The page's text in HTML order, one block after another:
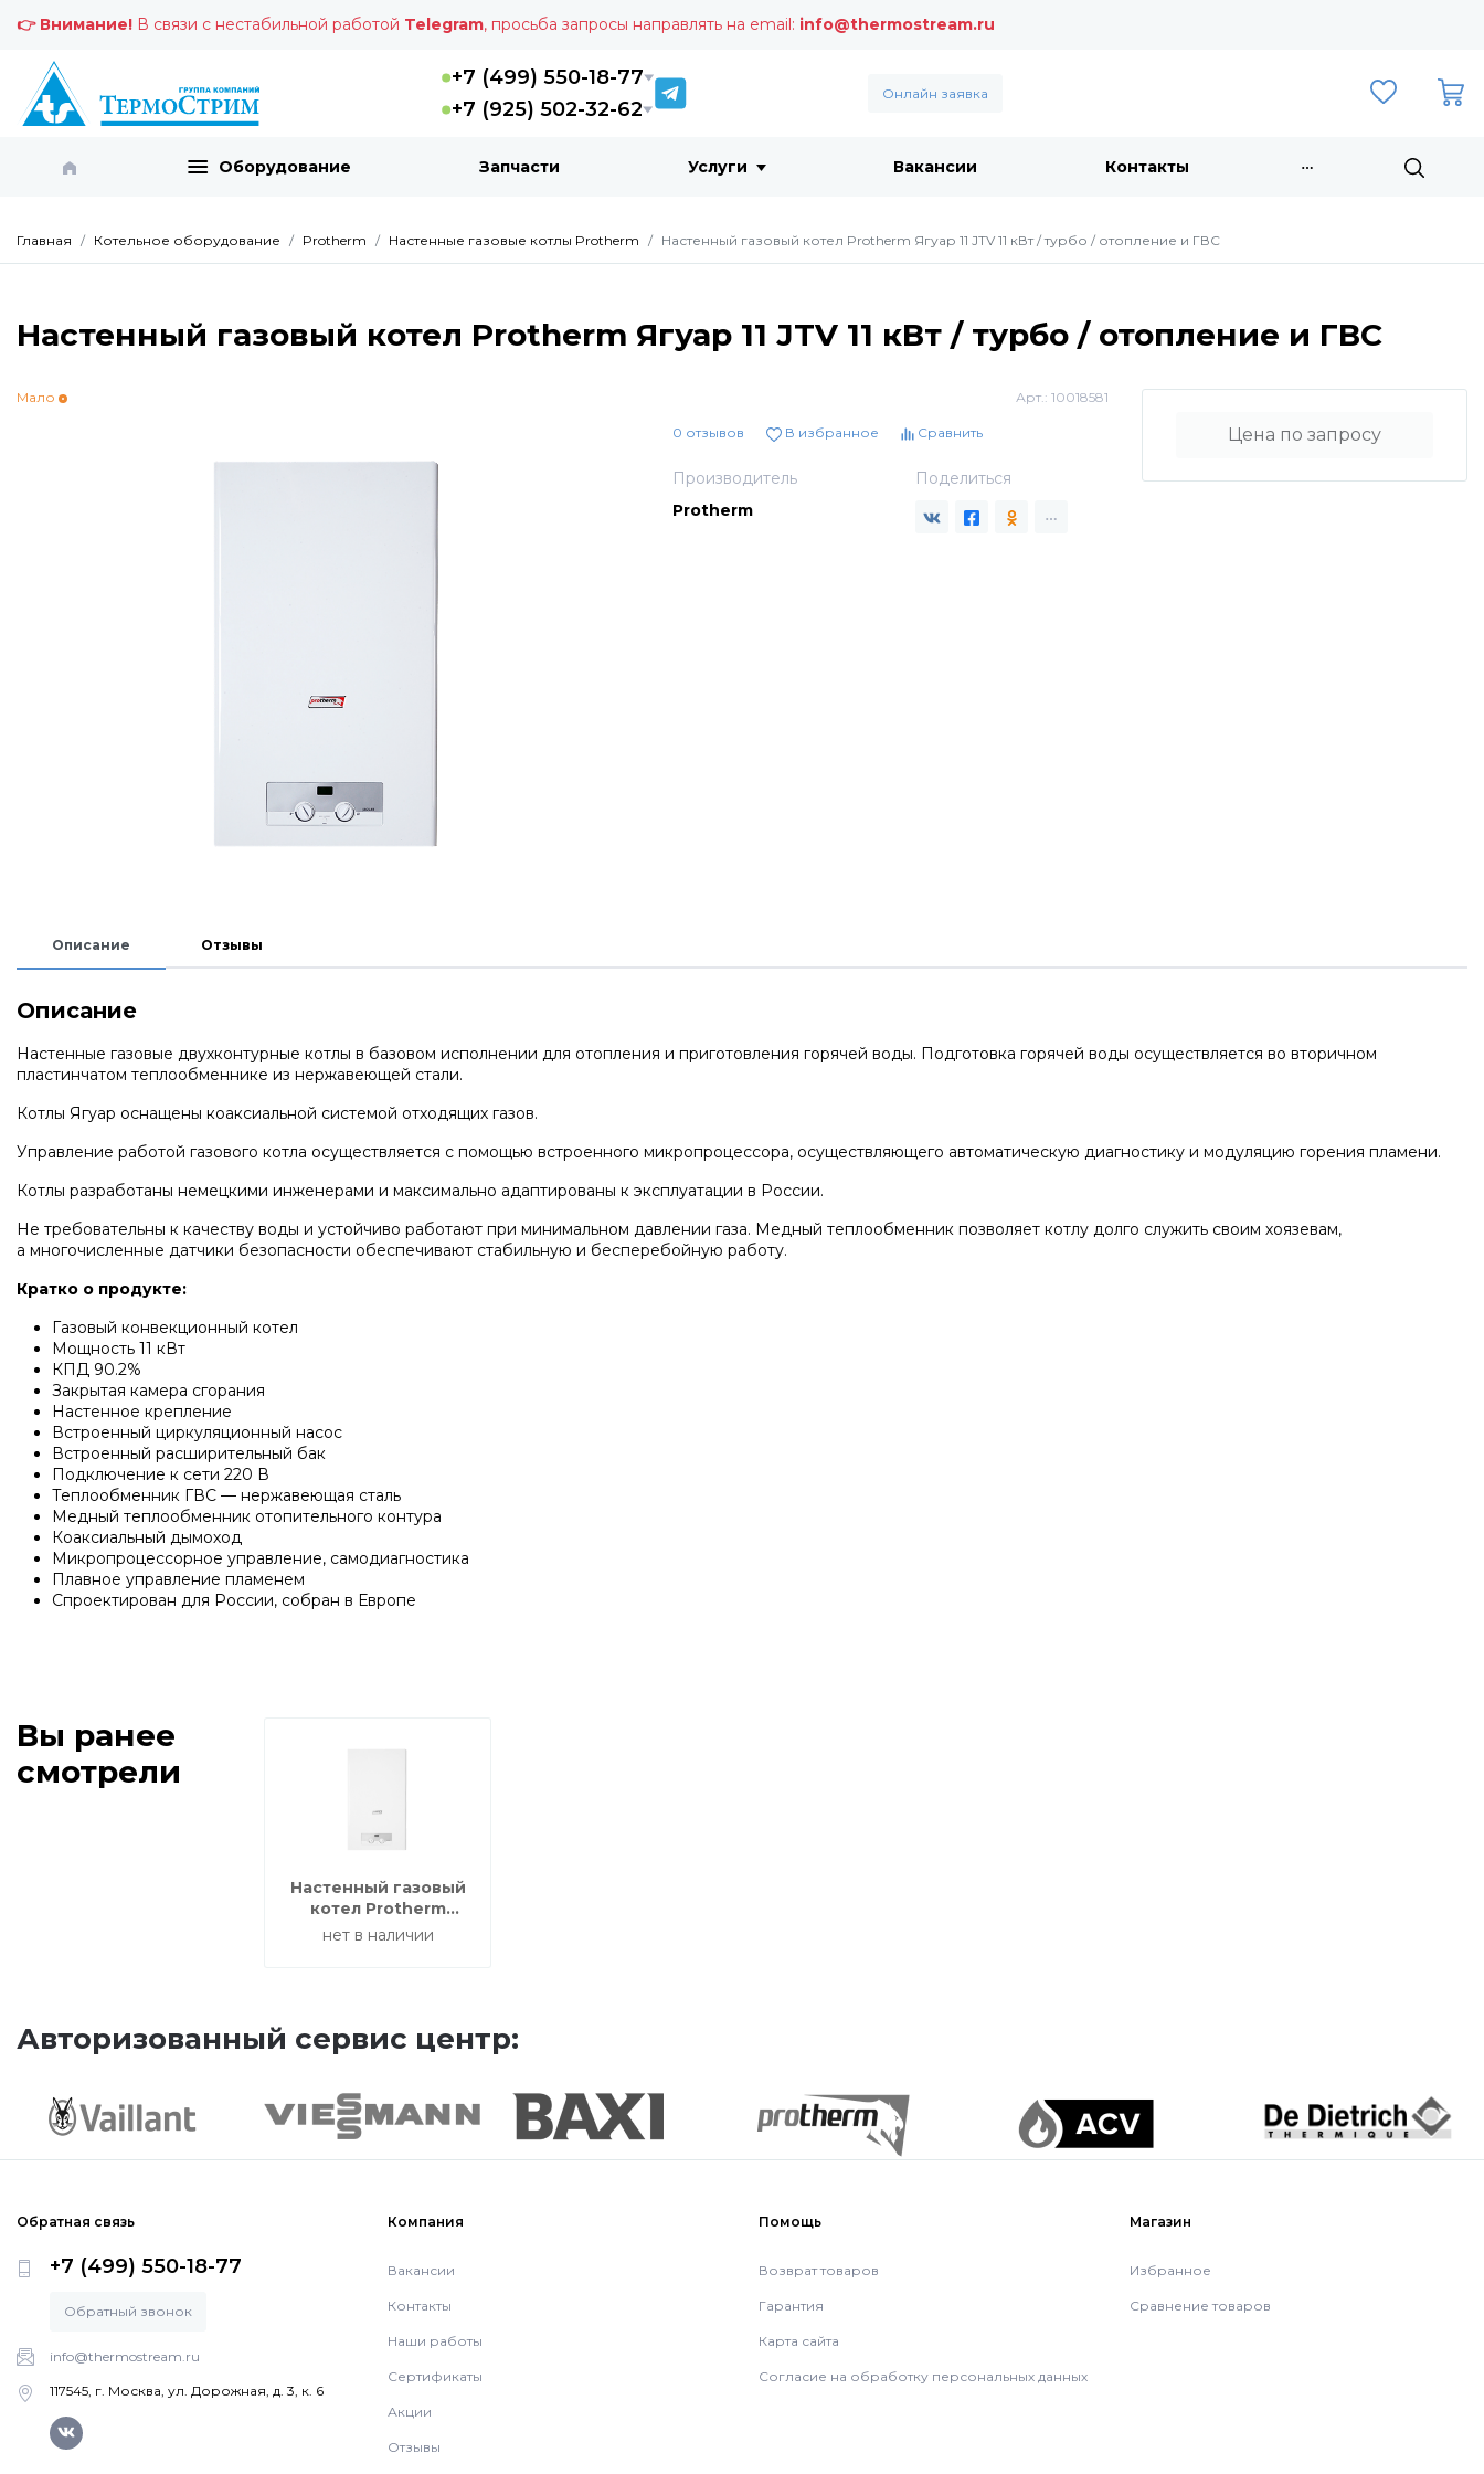
👉 Внимание! В связи с нестабильной работой Telegram, просьба запросы направлять на email: info@thermostream.ru
+7 (499) 550-18-77
+7 (925) 502-32-62
Онлайн заявка
Оборудование Запчасти Услуги Вакансии Контакты
Главная Котельное оборудование Protherm Настенные газовые котлы Protherm Настенный газовый котел Protherm Ягуар 11 JTV 11 кВт / турбо / отопление и ГВС
Настенный газовый котел Protherm Ягуар 11 JTV 11 кВт / турбо / отопление и ГВС
Мало Арт.: 10018581
0 отзывов В избранное Сравнить
Производитель
Protherm
Поделиться
Цена по запросу
Описание Отзывы
Описание
Настенные газовые двухконтурные котлы в базовом исполнении для отопления и приготовления горячей воды. Подготовка горячей воды осуществляется во вторичном
пластинчатом теплообменнике из нержавеющей стали.
Котлы Ягуар оснащены коаксиальной системой отходящих газов.
Управление работой газового котла осуществляется с помощью встроенного микропроцессора, осуществляющего автоматическую диагностику и модуляцию горения пламени.
Котлы разработаны немецкими инженерами и максимально адаптированы к эксплуатации в России.
Не требовательны к качеству воды и устойчиво работают при минимальном давлении газа. Медный теплообменник позволяет котлу долго служить своим хоязевам,
а многочисленные датчики безопасности обеспечивают стабильную и бесперебойную работу.
Кратко о продукте:
Газовый конвекционный котел
Мощность 11 кВт
КПД 90.2%
Закрытая камера сгорания
Настенное крепление
Встроенный циркуляционный насос
Встроенный расширительный бак
Подключение к сети 220 В
Теплообменник ГВС — нержавеющая сталь
Медный теплообменник отопительного контура
Коаксиальный дымоход
Микропроцессорное управление, самодиагностика
Плавное управление пламенем
Спроектирован для России, собран в Европе
Вы ранее
смотрели
Настенный газовый
котел Protherm
Ягуар 11 JTV 11 кВт /
нет в наличии
Авторизованный сервис центр:
Обратная связь
+7 (499) 550-18-77
Обратный звонок
info@thermostream.ru
117545, г. Москва, ул. Дорожная, д. 3, к. 6
Компания
Вакансии
Контакты
Наши работы
Сертификаты
Акции
Отзывы
Помощь
Возврат товаров
Гарантия
Карта сайта
Согласие на обработку персональных данных
Магазин
Избранное
Сравнение товаров